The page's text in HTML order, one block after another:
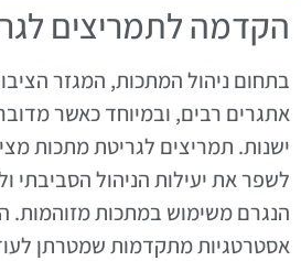
הקדמה לתמריצים
בתחום ניהול המתכות, המגזר
אתגרים רבים, ובמיוחד כאשר
ישנות. תמריצים לגריטת מתכות
לשפר את יעילות הניהול הסביבתי
הנגרם משימוש במתכות מזוהמות.
אסטרטגיות מתקדמות שמטרתן